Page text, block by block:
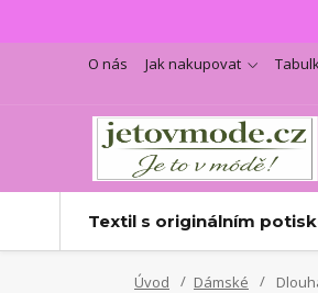
O nás Jak nakupovat
Textil s originálním
Úvod Dámské